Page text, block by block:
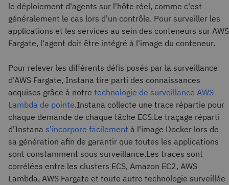
le déploiement d'agents sur l'hôte réel, comme c'est
généralement le cas lors d'un contrôle. Pour surveiller les
applications et les services au sein des conteneurs sur AWS
Fargate, l'agent doit être intégré à l'image du conteneur.
Pour relever les différents défis posés par la surveillance
d'AWS Fargate, Instana tire parti des connaissances
acquises grâce à notre technologie de surveillance AWS
Lambda de pointe.Instana collecte une trace répartie pour
chaque demande de chaque tâche ECS.Le traçage réparti
d'Instana s'incorpore facilement à l'image Docker lors de
sa génération afin de garantir que toutes les applications
sont constamment sous surveillance.Les traces sont
corrélées entre les clusters ECS, Amazon EC2, AWS
Lambda, AWS Fargate et toute autre technologie surveillée